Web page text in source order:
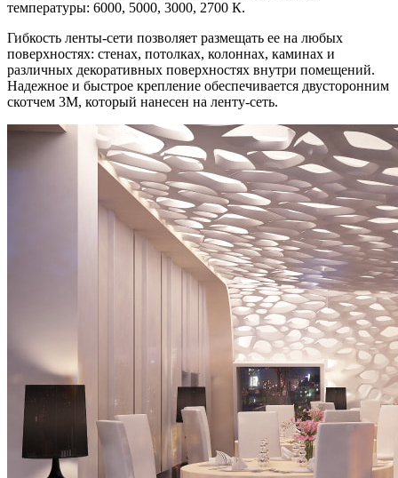
температуры: 6000, 5000, 3000, 2700 К.
Гибкость ленты-сети позволяет размещать ее на любых
поверхностях: стенах, потолках, колоннах, каминах и
различных декоративных поверхностях внутри помещений.
Надежное и быстрое крепление обеспечивается двусторонним
скотчем 3М, который нанесен на ленту-сеть.